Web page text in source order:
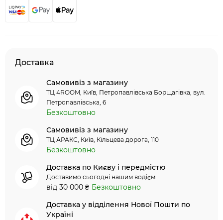
Доставка
Самовивіз з магазину
ТЦ 4ROOM, Київ, Петропавлівська Борщагівка, вул.
Петропавлівська, 6
Безкоштовно
Самовивіз з магазину
ТЦ АРАКС, Київ, Кільцева дорога, 110
Безкоштовно
Доставка по Києву і передмістю
Доставимо сьогодні нашим водієм
від 30 000 ₴ Безкоштовно
Доставка у відділення Нової Пошти по
Україні